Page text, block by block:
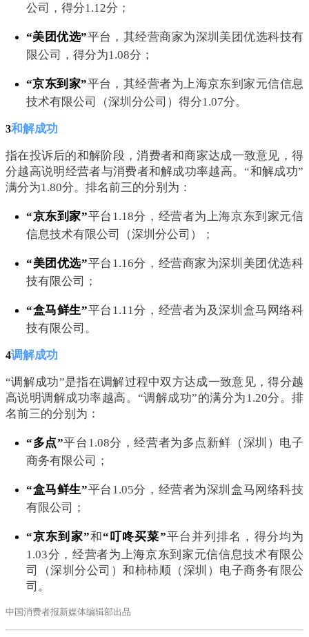
公司，得分1.12分；
“美团优选”平台，其经营商家为深圳美团优选科技有
限公司，得分为1.08分；
“京东到家”平台，其经营者为上海京东到家元信信息
技术有限公司（深圳分公司）得分1.07分。
3和解成功
指在投诉后的和解阶段，消费者和商家达成一致意见，得
分越高说明经营者与消费者和解成功率越高。“和解成功”
满分为1.80分。排名前三的分别为：
“京东到家”平台1.18分，经营者为上海京东到家元信
信息技术有限公司（深圳分公司）；
“美团优选”平台1.16分，经营商家为深圳美团优选科
技有限公司；
“盒马鲜生”平台1.11分，经营者为及深圳盒马网络科
技有限公司。
4调解成功
“调解成功”是指在调解过程中双方达成一致意 见，得分越
高说明调解成功率越高。“调解成功”的满分为1.20分。排
名前三的分别为：
“多点”平台1.08分，经营者为多点新鲜（深圳）电子
商务有限公司；
“盒马鲜生”平台1.05分，经营者为深圳盒马网络科技
有限公司；
“京东到家”和“叮咚买菜”平台并列排名，得分均为
1.03分，经营者为上海京东到家元信信息技术有限公
司（深圳分公司）和柿柿顺（深圳）电子商务有限公
司。
中国消费者报新媒体编辑部出品